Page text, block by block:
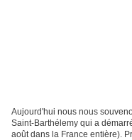
Aujourd'hui nous nous
Saint-Barthélemy qui a
août dans la France entière).